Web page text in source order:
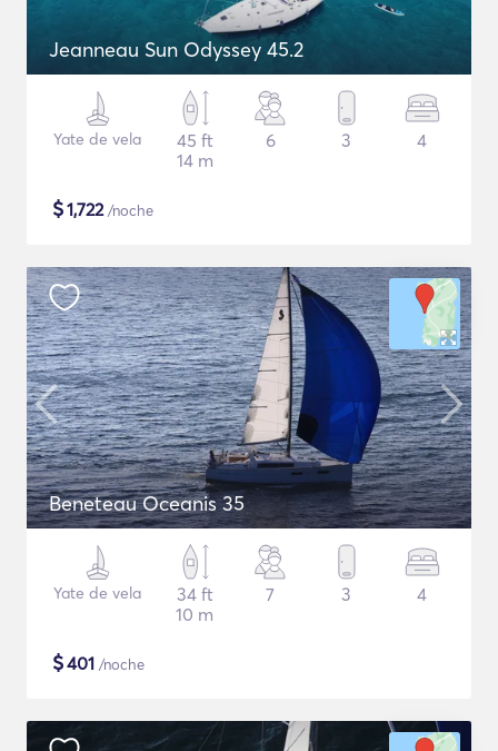
Jeanneau Sun Odyssey 45.2
Yate de vela
45 ft
14 m
6 3 4
$1,722/noche
Beneteau Oceanis 35
Yate de vela
34 ft
10 m
7 3 4
$401 /noche